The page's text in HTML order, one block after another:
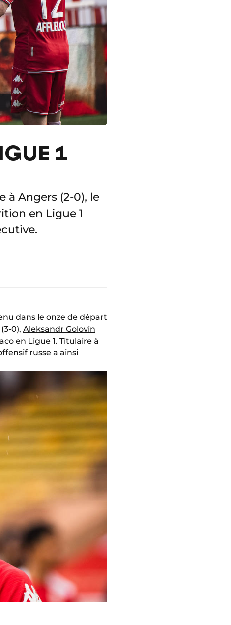
1
à Angers (2-0), le
en Ligue 1
dans le onze de départ
(3-0), Aleksandr Golovin
en Ligue 1. Titulaire à
russe a ainsi